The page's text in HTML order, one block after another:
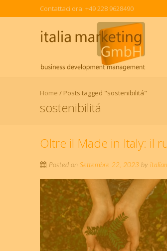
Contattaci ora: +49 228 9628490
Home / Posts tagged "sostenibilitá"
sostenibilitá
Oltre il Made in Italy: il
Posted on Settembre 22, 2023 by